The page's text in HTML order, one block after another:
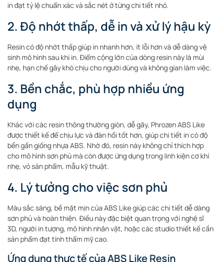
in đạt tỷ lệ chuẩn xác và sắc nét ở từng chi tiết nhỏ.
2. Độ nhớt thấp, dễ in và xử lý hậu kỳ
Resin có độ nhớt thấp giúp in nhanh hơn, ít lỗi hơn và dễ dàng vệ
sinh mô hình sau khi in. Điểm cộng lớn của dòng resin này là mùi
nhẹ, hạn chế gây khó chịu cho người dùng và không gian làm việc.
3. Bền chắc, phù hợp nhiều ứng
dụng
Khác với các resin thông thường giòn, dễ gãy, Phrozen ABS Like
được thiết kế để chịu lực và đàn hồi tốt hơn, giúp chi tiết in có độ
bền gần giống nhựa ABS. Nhờ đó, resin này không chỉ thích hợp
cho mô hình sơn phủ mà còn được ứng dụng trong linh kiện cơ khí
nhẹ, vỏ sản phẩm, mẫu kỹ thuật.
4. Lý tưởng cho việc sơn phủ
Màu sắc sáng, bề mặt mịn của ABS Like giúp các chi tiết dễ dàng
sơn phủ và hoàn thiện. Điều này đặc biệt quan trọng với nghệ sĩ
3D, người in tượng, mô hình nhân vật, hoặc các studio thiết kế cần
sản phẩm đạt tính thẩm mỹ cao.
Ứng dụng thực tế của ABS Like Resin